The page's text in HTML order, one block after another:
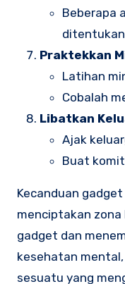
Beberapa
Praktekkan
Latihan
Cobalah
Libatkan
Ajak
Buat
Kecanduan
menciptakan
gadget dan
kesehatan
sesuatu yang